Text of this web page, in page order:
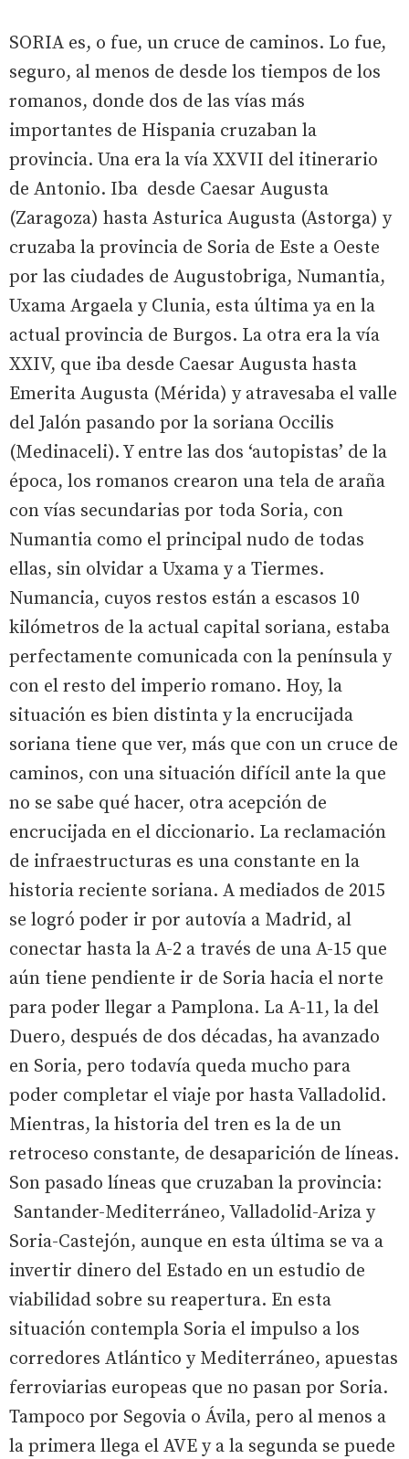
SORIA es, o fue, un cruce de caminos. Lo fue,
seguro, al menos de desde los tiempos de los
romanos, donde dos de las vías más
importantes de Hispania cruzaban la
provincia. Una era la vía XXVII del itinerario
de Antonio. Iba desde Caesar Augusta
(Zaragoza) hasta Asturica Augusta (Astorga) y
cruzaba la provincia de Soria de Este a Oeste
por las ciudades de Augustobriga, Numantia,
Uxama Argaela y Clunia, esta última ya en la
actual provincia de Burgos. La otra era la vía
XXIV, que iba desde Caesar Augusta hasta
Emerita Augusta (Mérida) y atravesaba el valle
del Jalón pasando por la soriana Occilis
(Medinaceli). Y entre las dos ‘autopistas’ de la
época, los romanos crearon una tela de araña
con vías secundarias por toda Soria, con
Numantia como el principal nudo de todas
ellas, sin olvidar a Uxama y a Tiermes.
Numancia, cuyos restos están a escasos 10
kilómetros de la actual capital soriana, estaba
perfectamente comunicada con la península y
con el resto del imperio romano. Hoy, la
situación es bien distinta y la encrucijada
soriana tiene que ver, más que con un cruce de
caminos, con una situación difícil ante la que
no se sabe qué hacer, otra acepción de
encrucijada en el diccionario. La reclamación
de infraestructuras es una constante en la
historia reciente soriana. A mediados de 2015
se logró poder ir por autovía a Madrid, al
conectar hasta la A-2 a través de una A-15 que
aún tiene pendiente ir de Soria hacia el norte
para poder llegar a Pamplona. La A-11, la del
Duero, después de dos décadas, ha avanzado
en Soria, pero todavía queda mucho para
poder completar el viaje por hasta Valladolid.
Mientras, la historia del tren es la de un
retroceso constante, de desaparición de líneas.
Son pasado líneas que cruzaban la provincia:
Santander-Mediterráneo, Valladolid-Ariza y
Soria-Castejón, aunque en esta última se va a
invertir dinero del Estado en un estudio de
viabilidad sobre su reapertura. En esta
situación contempla Soria el impulso a los
corredores Atlántico y Mediterráneo, apuestas
ferroviarias europeas que no pasan por Soria.
Tampoco por Segovia o Ávila, pero al menos a
la primera llega el AVE y a la segunda se puede